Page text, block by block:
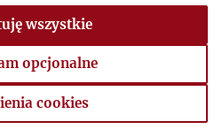
wszystkie
opcjonalne
cookies